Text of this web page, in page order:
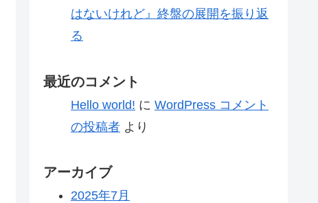
はないけれど』終盤の展開を振り返
る
最近のコメント
Hello world! に WordPress コメント
の投稿者 より
アーカイブ
2025年7月